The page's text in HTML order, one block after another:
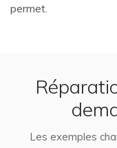
permet.
Les exemples